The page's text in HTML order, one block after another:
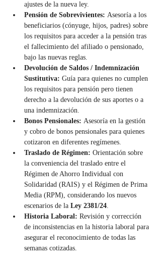
ajustes de la nueva ley.
Pensión de Sobrevivientes: Asesoría a los
beneficiarios (cónyuge, hijos, padres) sobre
los requisitos para acceder a la pensión tras
el fallecimiento del afiliado o pensionado,
bajo las nuevas reglas.
Devolución de Saldos / Indemnización
Sustitutiva: Guía para quienes no cumplen
los requisitos para pensión pero tienen
derecho a la devolución de sus aportes o a
una indemnización.
Bonos Pensionales: Asesoría en la gestión
y cobro de bonos pensionales para quienes
cotizaron en diferentes regímenes.
Traslado de Régimen: Orientación sobre
la conveniencia del traslado entre el
Régimen de Ahorro Individual con
Solidaridad (RAIS) y el Régimen de Prima
Media (RPM), considerando los nuevos
escenarios de la Ley 2381/24.
Historia Laboral: Revisión y corrección
de inconsistencias en la historia laboral para
asegurar el reconocimiento de todas las
semanas cotizadas.